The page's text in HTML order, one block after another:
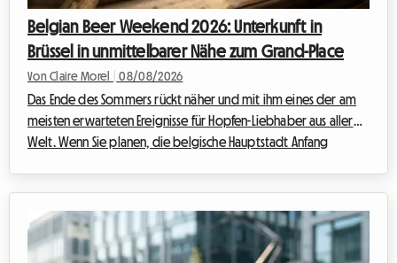
Belgian Beer Weekend 2026: Unterkunft in
Brüssel in unmittelbarer Nähe zum Grand-Place
Von Claire Morel 08/08/2026
Das Ende des Sommers rückt näher und mit ihm eines der am
meisten erwarteten Ereignisse für Hopfen-Liebhaber aus aller
Welt. Wenn Sie planen, die belgische Hauptstadt Anfang
eines Aufenthalts während großer internationaler
Veranstaltungen sein kann. Hotels sind oft Monate im Voraus